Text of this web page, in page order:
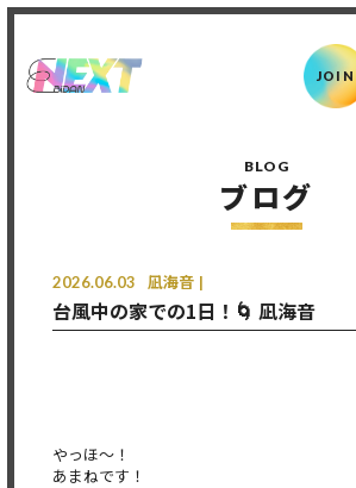
JOIN
BLOG
ブログ
2026.06.03 凪海音
台風中の家での1日！🌀 凪海音
やっほ〜！
あまねです！